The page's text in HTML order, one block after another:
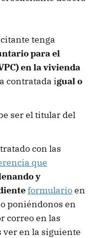
tenga
para el
en la vivienda
contratada igual o
ser el titular del
con las
que
y
formularioen
poniéndonos en
correo en las
ver en la siguiente